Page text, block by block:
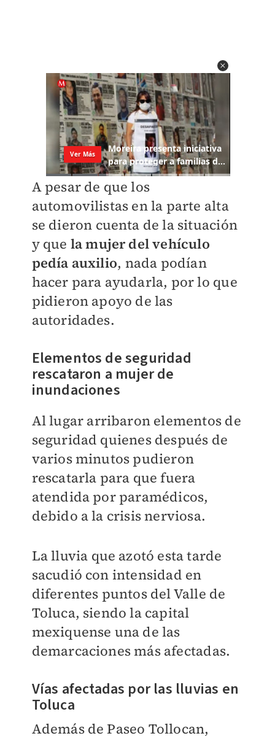
A pesar de que los
automovilistas en la parte alta
se dieron cuenta de la situación
y que la mujer del vehículo
pedía auxilio, nada podían
hacer para ayudarla, por lo que
pidieron apoyo de las
autoridades.
Elementos de seguridad
rescataron a mujer de
inundaciones
Al lugar arribaron elementos de
seguridad quienes después de
varios minutos pudieron
rescatarla para que fuera
atendida por paramédicos,
debido a la crisis nerviosa.
La lluvia que azotó esta tarde
sacudió con intensidad en
diferentes puntos del Valle de
Toluca, siendo la capital
mexiquense una de las
demarcaciones más afectadas.
Vías afectadas por las lluvias en
Toluca
Además de Paseo Tollocan,